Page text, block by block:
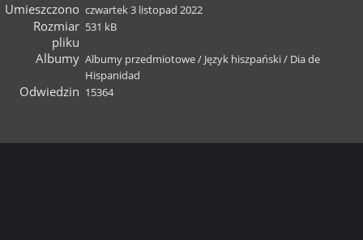
Umieszczono czwartek 3 listopad 2022
Rozmiar
pliku
531 kB
Albumy Albumy przedmiotowe/ Język hiszpański/ Dia de
Hispanidad
Odwiedzin 15364